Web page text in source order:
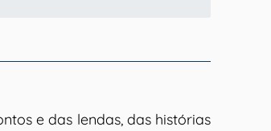
e das lendas, das histórias